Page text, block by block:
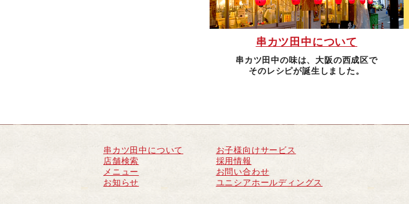
串カツ田中について
串カツ田中の味は、大阪の西成区で
そのレシピが誕生しました。
串カツ田中について
お子様向けサービス
店舗検索
採用情報
メニュー
お問い合わせ
お知らせ
ユニシアホールディングス